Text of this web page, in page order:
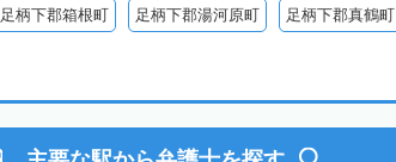
足柄下郡箱根町 足柄下郡湯河原町 足柄下郡真鶴町